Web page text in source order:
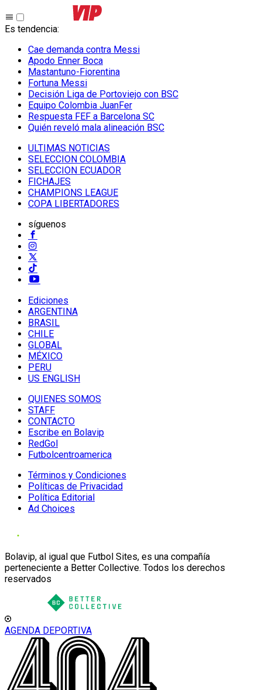
Es tendencia:
Cae demanda contra Messi
Apodo Enner Boca
Mastantuno-Fiorentina
Fortuna Messi
Decisión Liga de Portoviejo con BSC
Equipo Colombia JuanFer
Respuesta FEF a Barcelona SC
Quién reveló mala alineación BSC
ULTIMAS NOTICIAS
SELECCION COLOMBIA
SELECCION ECUADOR
FICHAJES
CHAMPIONS LEAGUE
COPA LIBERTADORES
síguenos
Ediciones
ARGENTINA
BRASIL
CHILE
GLOBAL
MÉXICO
PERU
US ENGLISH
QUIENES SOMOS
STAFF
CONTACTO
Escribe en Bolavip
RedGol
Futbolcentroamerica
Términos y Condiciones
Políticas de Privacidad
Política Editorial
Ad Choices
Bolavip, al igual que Futbol Sites, es una compañía
perteneciente a Better Collective. Todos los derechos
reservados
AGENDA DEPORTIVA